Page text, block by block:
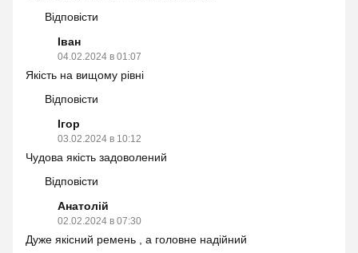
Відповісти
Іван
04.02.2024 в 01:07
Якість на вищому рівні
Відповісти
Ігор
03.02.2024 в 10:12
Чудова якість задоволений
Відповісти
Анатолій
02.02.2024 в 07:30
Дуже якісний ремень , а головне надійний